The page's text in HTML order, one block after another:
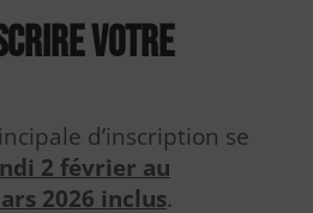
votre
d’inscription se
2 février au
2026 inclus.